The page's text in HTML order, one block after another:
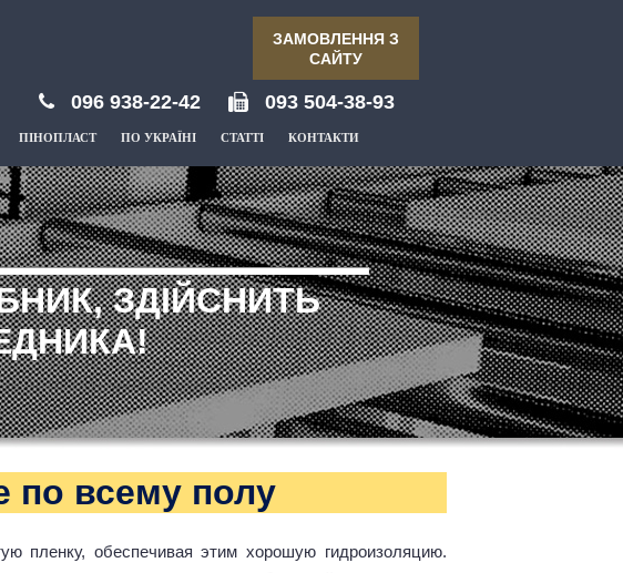
ЗАМОВЛЕННЯ З
САЙТУ
096 938-22-42 093 504-38-93
ПІНОПЛАСТ ПО УКРАЇНІ СТАТТІ КОНТАКТИ
ЗДІЙСНИТЬ
по всему полу
пленку, обеспечивая этим хорошую гидроизоляцию.